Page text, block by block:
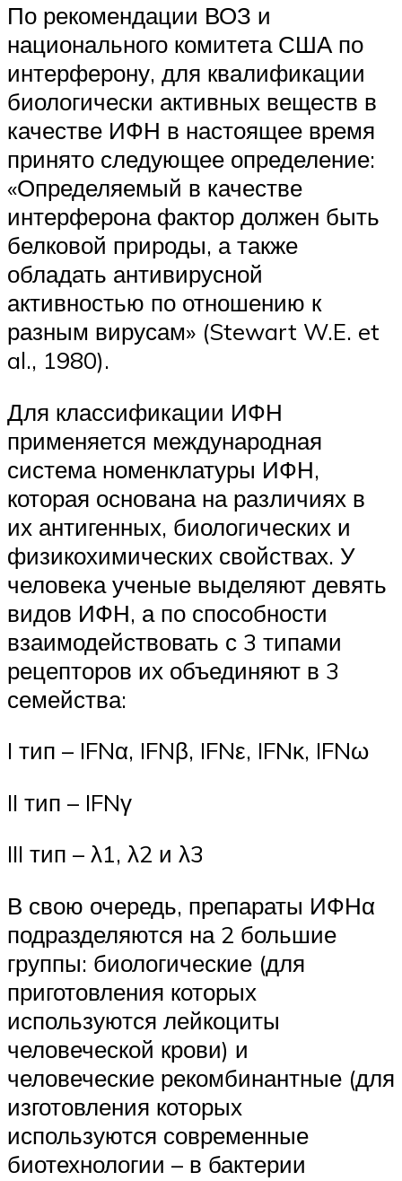
По рекомендации ВОЗ и
национального комитета США по
интерферону, для квалификации
биологически активных веществ в
качестве ИФН в настоящее время
принято следующее определение:
«Определяемый в качестве
интерферона фактор должен быть
белковой природы, а также
обладать антивирусной
активностью по отношению к
разным вирусам» (Stewart W.E. et
al., 1980).
Для классификации ИФН
применяется международная
система номенклатуры ИФН,
которая основана на различиях в
их антигенных, биологических и
физикохимических свойствах. У
человека ученые выделяют девять
видов ИФН, а по способности
взаимодействовать с 3 типами
рецепторов их объединяют в 3
семейства:
I тип – IFNα, IFNβ, IFNε, IFNκ, IFNω
II тип – IFNγ
III тип – λ1, λ2 и λ3
В свою очередь, препараты ИФНα
подразделяются на 2 большие
группы: биологические (для
приготовления которых
используются лейкоциты
человеческой крови) и
человеческие рекомбинантные (для
изготовления которых
используются современные
биотехнологии – в бактерии